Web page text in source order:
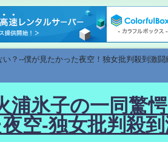
？--僕が見たかった夜空！独女批判殺到激
氷子の一同驚
空-独女批判殺